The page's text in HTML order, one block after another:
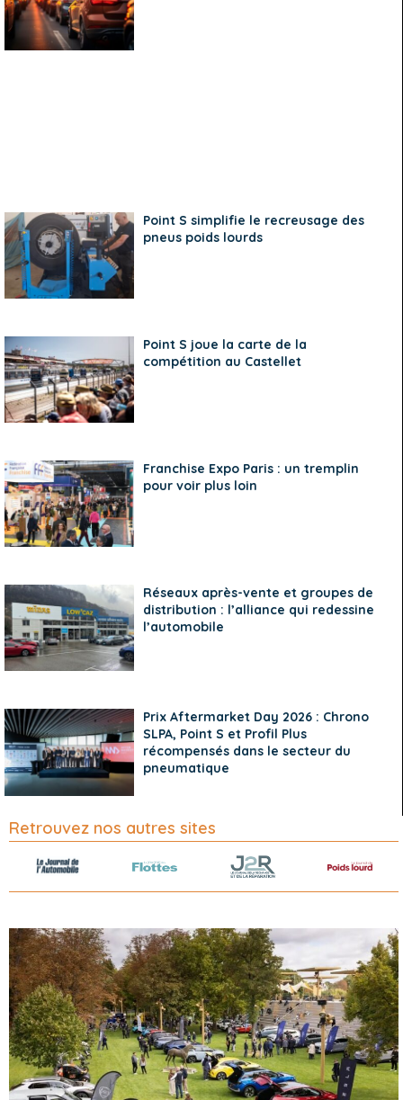
Point S simplifie le recreusage des
pneus poids lourds
Point S joue la carte de la
compétition au Castellet
Franchise Expo Paris : un tremplin
pour voir plus loin
Réseaux après-vente et groupes de
distribution : l’alliance qui redessine
l’automobile
Prix Aftermarket Day 2026 : Chrono
SLPA, Point S et Profil Plus
récompensés dans le secteur du
pneumatique
Retrouvez nos autres sites